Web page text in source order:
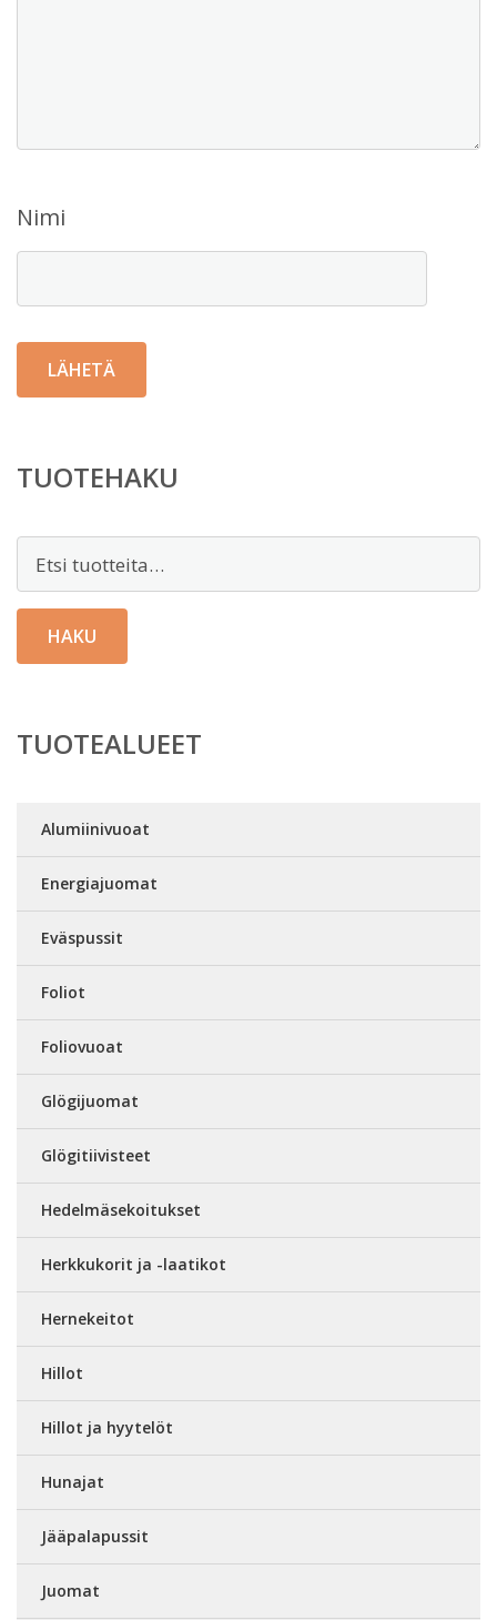
Nimi
TUOTEHAKU
HAKU
TUOTEALUEET
Alumiinivuoat
Energiajuomat
Eväspussit
Foliot
Foliovuoat
Glögijuomat
Glögitiivisteet
Hedelmäsekoitukset
Herkkukorit ja -laatikot
Hernekeitot
Hillot
Hillot ja hyytelöt
Hunajat
Jääpalapussit
Juomat